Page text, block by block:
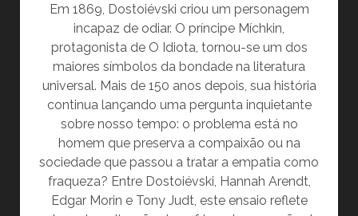
Em 1869, Dostoiévski criou um personagem
incapaz de odiar. O príncipe Míchkin,
protagonista de O Idiota, tornou-se um dos
maiores símbolos da bondade na literatura
universal. Mais de 150 anos depois, sua história
continua lançando uma pergunta inquietante
sobre nosso tempo: o problema está no
homem que preserva a compaixão ou na
sociedade que passou a tratar a empatia como
fraqueza? Entre Dostoiévski, Hannah Arendt,
Edgar Morin e Tony Judt, este ensaio reflete